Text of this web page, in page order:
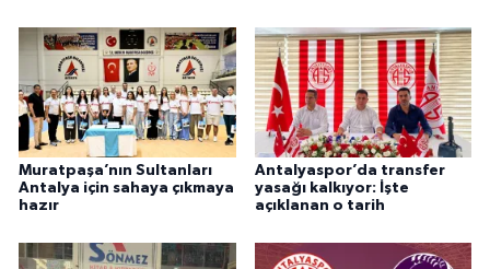
Muratpaşa’nın Sultanları
Antalya için sahaya çıkmaya
hazır
Antalyaspor’da transfer
yasağı kalkıyor: İşte
açıklanan o tarih